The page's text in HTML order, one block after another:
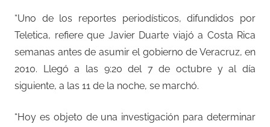
“Uno de los reportes periodísticos, difundidos por
Teletica, refiere que Javier Duarte viajó a Costa Rica
semanas antes de asumir el gobierno de Veracruz, en
2010. Llegó a las 9:20 del 7 de octubre y al día
siguiente, a las 11 de la noche, se marchó.
“Hoy es objeto de una investigación para determinar